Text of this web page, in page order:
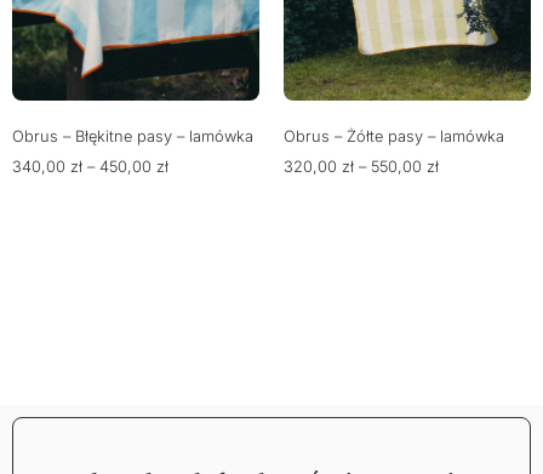
Obrus – Błękitne pasy – lamówka
340,00 zł – 450,00 zł
Obrus – Żółte pasy – lamówka
320,00 zł – 550,00 zł